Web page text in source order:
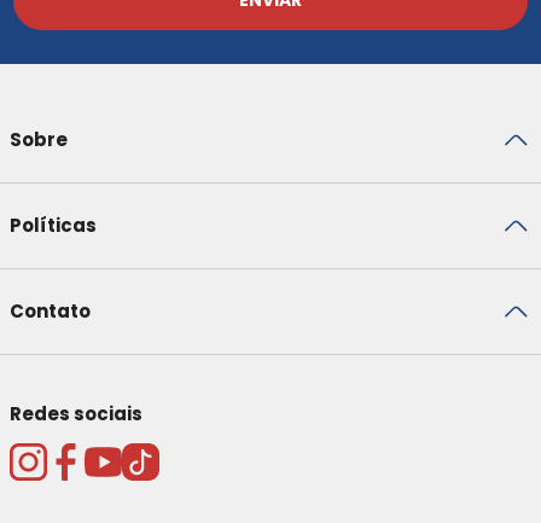
Sobre
Políticas
Contato
Redes sociais